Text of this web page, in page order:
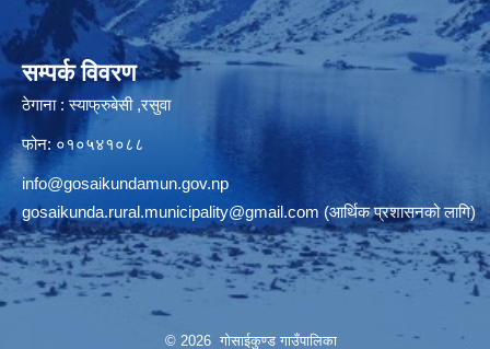
सम्पर्क विवरण
ठेगाना : स्याफ्रुबेसी ,रसुवा
फोन: ०१०५४१०८८
info@gosaikundamun.gov.np
gosaikunda.rural.municipality@gmail.com (आर्थिक प्रशासनको लागि)
© 2026 गोसाईकुण्ड गाउँपालिका